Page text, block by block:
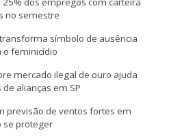
no semestre
transforma símbolo de ausência
o feminicídio
mercado ilegal de ouro ajuda
alianças em SP
previsão de ventos fortes em
se proteger